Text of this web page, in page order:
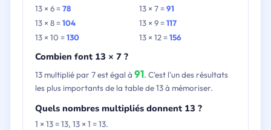
13 × 6 =78 13 × 7 =91
13 × 8 =104 13 × 9 =117
13 × 10 =130 13 × 12 =156
Combien font 13 × 7 ?
13 multiplié par 7 est égal à 91. C'est l'un des résultats
les plus importants de la table de 13 à mémoriser.
Quels nombres multipliés donnent 13 ?
1 × 13 = 13, 13 × 1 = 13.